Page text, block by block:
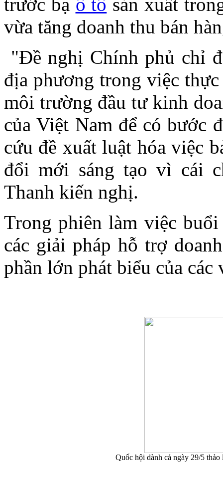
trước bạ ô tô sản xuất
vừa tăng doanh thu bán
"Đề nghị Chính phủ chỉ
địa phương trong việc
môi trường đầu tư kinh
của Việt Nam để có bước
cứu đề xuất luật hóa việc
đổi mới sáng tạo vì cái
Thanh kiến nghị.
Trong phiên làm việc
các giải pháp hỗ trợ
phần lớn phát biểu của
Quốc hội dành cả ngày 29/5